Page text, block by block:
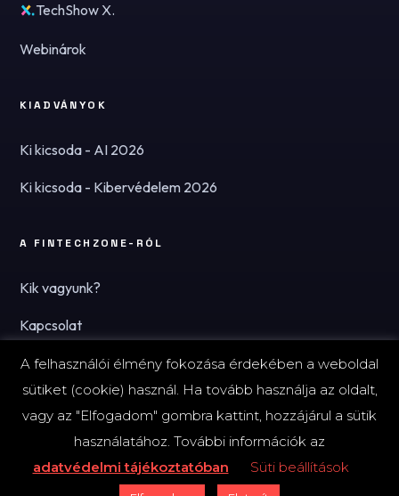
TechShow X.
Webinárok
KIADVÁNYOK
Ki kicsoda - AI 2026
Ki kicsoda - Kibervédelem 2026
A FINTECHZONE-RÓL
Kik vagyunk?
Kapcsolat
Hírlevél
© 2026 FinTechZone.hu - A FinTech Group Kft.
Adatvédelmi tájékoztató (PDF)Süti-beállítások
A felhasználói élmény fokozása érdekében a weboldal
sütiket (cookie) használ. Ha tovább használja az oldalt,
vagy az "Elfogadom" gombra kattint, hozzájárul a sütik
használatához. További információk az
adatvédelmi tájékoztatóban
Süti beállítások